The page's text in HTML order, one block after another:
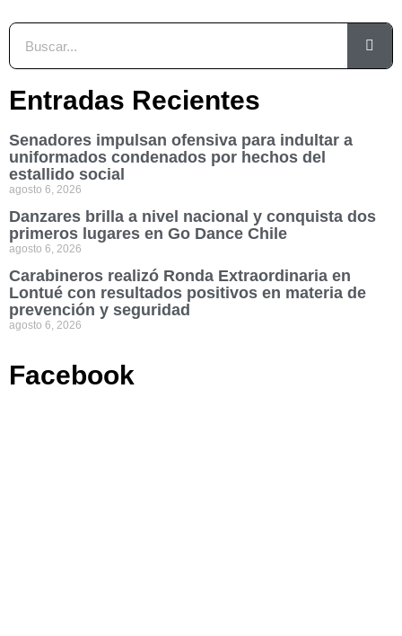
Entradas Recientes
Senadores impulsan ofensiva para indultar a
uniformados condenados por hechos del
estallido social
agosto 6, 2026
Danzares brilla a nivel nacional y conquista dos
primeros lugares en Go Dance Chile
agosto 6, 2026
Carabineros realizó Ronda Extraordinaria en
Lontué con resultados positivos en materia de
prevención y seguridad
agosto 6, 2026
Facebook